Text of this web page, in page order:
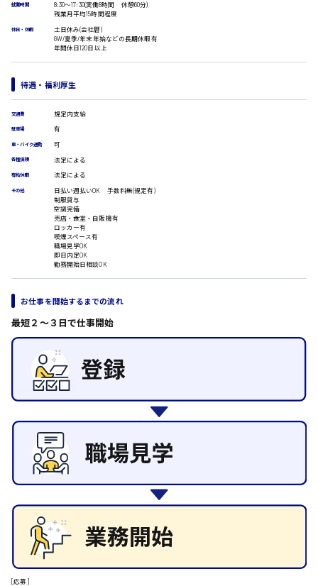
DTPオペレーター
CADオペレーター
WEBデザイナー
プログラマー
カスタマーエンジニア
販売・サービス・フード系
販売
ラウンダー営業
ルート営業
その他の専門職
施設管理・整備
施工管理
自動車整備士
配送・ドライバー
広島市安佐北区
広島市安芸区
廿日市市
安芸高田市
安芸太田町
安芸郡
時給制すべて
日給9000円～
日給10000円以上
就業時間
8:30〜17:30(実働8時間 休憩60分)
残業月平均15時間程度
休日・休暇
土日休み(会社暦)
GW/夏季/年末年始などの長期休暇有
年間休日120日以上
待遇・福利厚生
交通費 規定内支給
駐車場 有
車・バイク通勤 可
各種保険 法定による
有給休暇 法定による
その他
日払い週払いOK 手数料無(規定有)
制服貸与
空調完備
売店・食堂・自販機有
ロッカー有
喫煙スペース有
職場見学OK
即日内定OK
勤務開始日相談OK
お仕事を開始するまでの流れ
最短２〜３日で仕事開始
[応募]